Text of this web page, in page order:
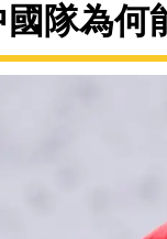
國隊為何